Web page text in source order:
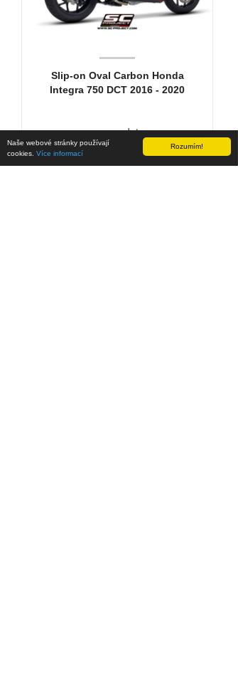
Rozumím!
Naše webové stránky používají
cookies. Více informací
Slip-on Oval Carbon Honda
Integra 750 DCT 2016 - 2020
cena na dotaz